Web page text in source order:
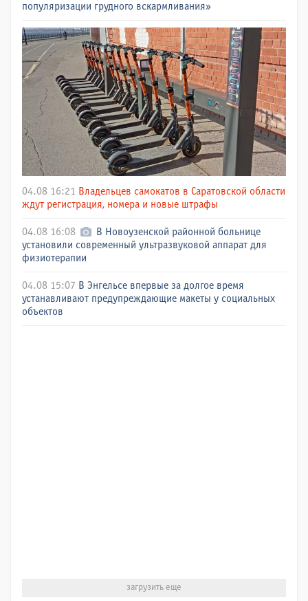
популяризации грудного вскармливания»
04.08 16:21 Владельцев самокатов в Саратовской области
ждут регистрация, номера и новые штрафы
04.08 16:08
В Новоузенской районной больнице
установили современный ультразвуковой аппарат для
физиотерапии
04.08 15:07 В Энгельсе впервые за долгое время
устанавливают предупреждающие макеты у социальных
объектов
загрузить еще